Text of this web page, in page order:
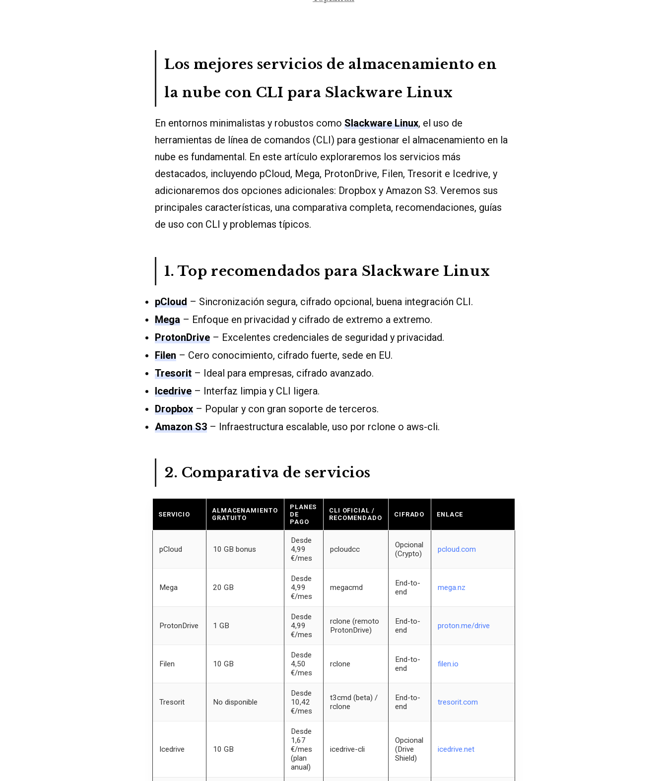
Los mejores servicios de almacenamiento en
la nube con CLI para Slackware Linux
En entornos minimalistas y robustos como Slackware Linux, el uso de
herramientas de línea de comandos (CLI) para gestionar el almacenamiento en la
nube es fundamental. En este artículo exploraremos los servicios más
destacados, incluyendo pCloud, Mega, ProtonDrive, Filen, Tresorit e Icedrive, y
adicionaremos dos opciones adicionales: Dropbox y Amazon S3. Veremos sus
principales características, una comparativa completa, recomendaciones, guías
de uso con CLI y problemas típicos.
1. Top recomendados para Slackware Linux
pCloud – Sincronización segura, cifrado opcional, buena integración CLI.
Mega – Enfoque en privacidad y cifrado de extremo a extremo.
ProtonDrive – Excelentes credenciales de seguridad y privacidad.
Filen – Cero conocimiento, cifrado fuerte, sede en EU.
Tresorit – Ideal para empresas, cifrado avanzado.
Icedrive – Interfaz limpia y CLI ligera.
Dropbox – Popular y con gran soporte de terceros.
Amazon S3 – Infraestructura escalable, uso por rclone o aws-cli.
2. Comparativa de servicios
SERVICIO
ALMACENAMIENTO
GRATUITO
PLANES
DE
PAGO
CLI OFICIAL /
RECOMENDADO
CIFRADO ENLACE
pCloud 10 GB bonus
Desde
4,99
€/mes
pcloudcc
Opcional
(Crypto)
pcloud.com
Mega 20 GB
Desde
4,99
€/mes
megacmd
End-to-
end
mega.nz
ProtonDrive 1 GB
Desde
4,99
€/mes
rclone (remoto
ProtonDrive)
End-to-
end
proton.me/drive
Filen 10 GB
Desde
4,50
€/mes
rclone
End-to-
end
filen.io
Tresorit No disponible
Desde
10,42
€/mes
t3cmd (beta) /
rclone
End-to-
end
tresorit.com
Icedrive 10 GB
Desde
1,67
€/mes
(plan
anual)
icedrive-cli
Opcional
(Drive
Shield)
icedrive.net